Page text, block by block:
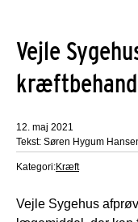
Vejle
12. maj 2021
Tekst: Søren Hygum
Kategori:Kræft
Vejle Sygehus